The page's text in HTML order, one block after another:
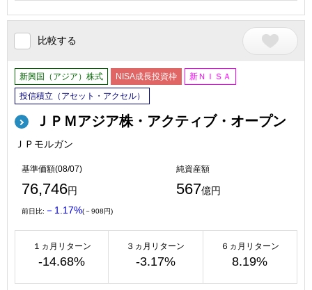
比較する
新興国（アジア）株式 NISA成長投資枠
新ＮＩＳＡ
投信積立（アセット・アクセル）
ＪＰＭアジア株・アクティブ・オープン
ＪＰモルガン
基準価額(08/07)
76,746円
純資産額
567億円
前日比: －1.17%(－908円)
１ヵ月リターン
-14.68%
３ヵ月リターン
-3.17%
６ヵ月リターン
8.19%